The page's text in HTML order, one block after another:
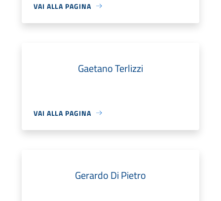
VAI ALLA PAGINA
Gaetano Terlizzi
VAI ALLA PAGINA
Gerardo Di Pietro